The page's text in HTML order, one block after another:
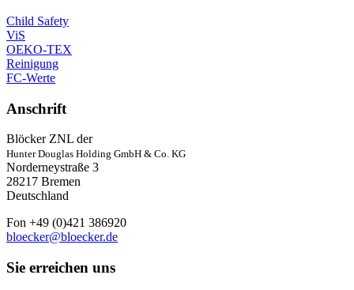
Child Safety
ViS
OEKO-TEX
Reinigung
FC-Werte
Anschrift
Blöcker ZNL der
Hunter Douglas Holding GmbH & Co. KG
Norderneystraße 3
28217 Bremen
Deutschland
Fon +49 (0)421 386920
bloecker@bloecker.de
Sie erreichen uns